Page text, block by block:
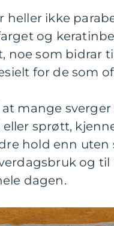
heller ikke
og
noe som bidrar
for de som
mange
sprøtt,
hold enn uten
og
dagen.